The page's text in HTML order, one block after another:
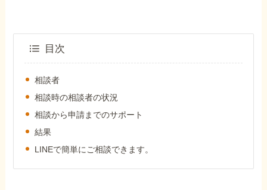
ホーム
目次
相談者
相談時の相談者の状況
相談から申請までのサポート
結果
LINEで簡単にご相談できます。